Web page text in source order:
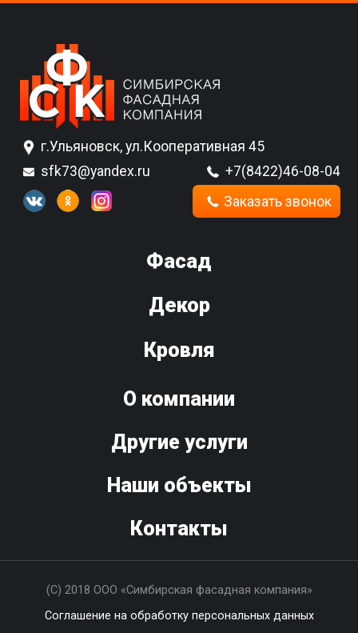
г.Ульяновск, ул.Кооперативная 45
sfk73@yandex.ru
+7(8422)46-08-04
Заказать звонок
Фасад
Декор
Кровля
О компании
Другие услуги
Наши объекты
Контакты
(С) 2018 ООО «Симбирская фасадная компания»
Соглашение на обработку персональных данных